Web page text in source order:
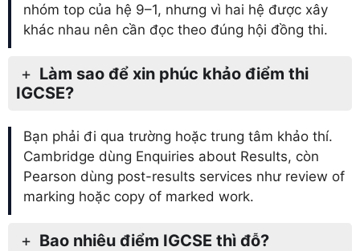
nhóm top của hệ 9–1, nhưng vì hai hệ được xây
khác nhau nên cần đọc theo đúng hội đồng thi.
Làm sao để xin phúc khảo điểm thi
IGCSE?
Bạn phải đi qua trường hoặc trung tâm khảo thí.
Cambridge dùng Enquiries about Results, còn
Pearson dùng post-results services như review of
marking hoặc copy of marked work.
Bao nhiêu điểm IGCSE thì đỗ?